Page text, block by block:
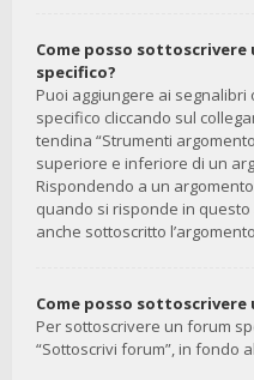
Come posso
specifico?
Puoi aggiungere ai
specifico cliccando sul
tendina “Strumenti
superiore e inferiore di un
Rispondendo a un
quando si risponde in
anche sottoscritto
Come posso
Per sottoscrivere un forum
“Sottoscrivi forum”, in fondo